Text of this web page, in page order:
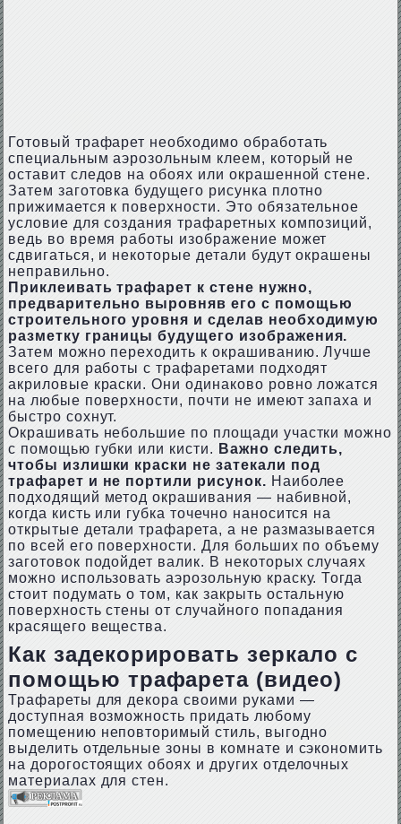
Готовый трафарет необходимо обработать
специальным аэрозольным клеем, который не
оставит следов на обоях или окрашенной стене.
Затем заготовка будущего рисунка плотно
прижимается к поверхности. Это обязательное
условие для создания трафаретных композиций,
ведь во время работы изображение может
сдвигаться, и некоторые детали будут окрашены
неправильно.
Приклеивать трафарет к стене нужно,
предварительно выровняв его с помощью
строительного уровня и сделав необходимую
разметку границы будущего изображения.
Затем можно переходить к окрашиванию. Лучше
всего для работы с трафаретами подходят
акриловые краски. Они одинаково ровно ложатся
на любые поверхности, почти не имеют запаха и
быстро сохнут.
Окрашивать небольшие по площади участки можно
с помощью губки или кисти. Важно следить,
чтобы излишки краски не затекали под
трафарет и не портили рисунок. Наиболее
подходящий метод окрашивания — набивной,
когда кисть или губка точечно наносится на
открытые детали трафарета, а не размазывается
по всей его поверхности. Для больших по объему
заготовок подойдет валик. В некоторых случаях
можно использовать аэрозольную краску. Тогда
стоит подумать о том, как закрыть остальную
поверхность стены от случайного попадания
красящего вещества.
Как задекорировать зеркало с
помощью трафарета (видео)
Трафареты для декора своими руками —
доступная возможность придать любому
помещению неповторимый стиль, выгодно
выделить отдельные зоны в комнате и сэкономить
на дорогостоящих обоях и других отделочных
материалах для стен.